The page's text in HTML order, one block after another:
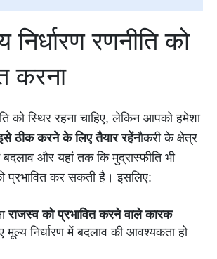
निर्धारण रणनीति को
करना
को स्थिर रहना चाहिए, लेकिन आपको हमेशा
ठीक करने के लिए तैयार रहेंनौकरी के क्षेत्र
बदलाव और यहां तक कि मुद्रास्फीति भी
प्रभावित कर सकती है। इसलिए:
राजस्व को प्रभावित करने वाले कारक
मूल्य निर्धारण में बदलाव की आवश्यकता हो